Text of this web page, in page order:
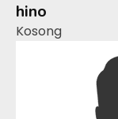
hino
Kosong